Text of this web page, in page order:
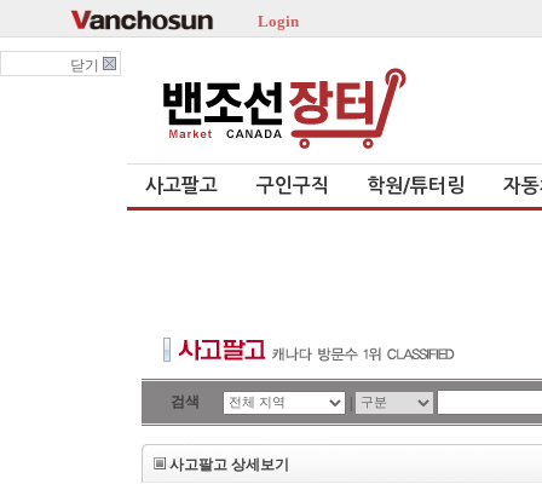
Login
닫기
사고팔고 구인구직 학원/튜터링 자
검색 |
사고팔고 상세보기